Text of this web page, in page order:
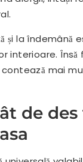
și la îndemână
interioare. Însă
mai
de